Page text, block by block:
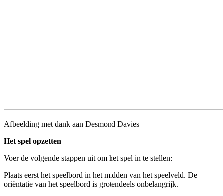
Afbeelding met dank aan Desmond Davies
Het spel opzetten
Voer de volgende stappen uit om het spel in te stellen:
Plaats eerst het speelbord in het midden van het speelveld. De
oriëntatie van het speelbord is grotendeels onbelangrijk.